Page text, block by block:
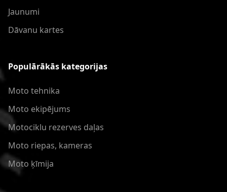
Jaunumi
Dāvanu kartes
Populārākās kategorijas
Moto tehnika
Moto ekipējums
Motociklu rezerves daļas
Moto riepas, kameras
Moto ķīmija